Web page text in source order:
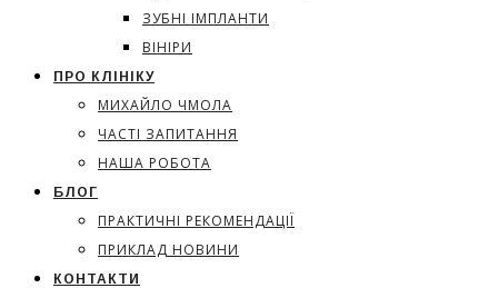
ЗУБНІ ІМПЛАНТИ
ВІНІРИ
ПРО КЛІНІКУ
МИХАЙЛО ЧМОЛА
ЧАСТІ ЗАПИТАННЯ
НАША РОБОТА
БЛОГ
ПРАКТИЧНІ РЕКОМЕНДАЦІЇ
ПРИКЛАД НОВИНИ
КОНТАКТИ